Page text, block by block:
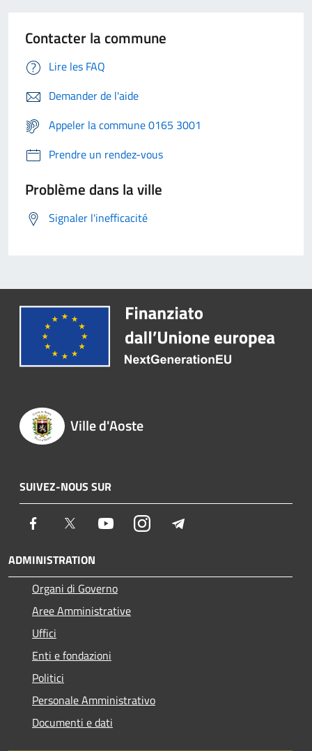
Contacter la commune
Lire les FAQ
Demander de l'aide
Appeler la commune 0165 3001
Prendre un rendez-vous
Problème dans la ville
Signaler l'inefficacité
Ville d'Aoste
SUIVEZ-NOUS SUR
Facebook Twitter YoutubeInstagram
ADMINISTRATION
Organi di Governo
Aree Amministrative
Uffici
Enti e fondazioni
Politici
Personale Amministrativo
Documenti e dati